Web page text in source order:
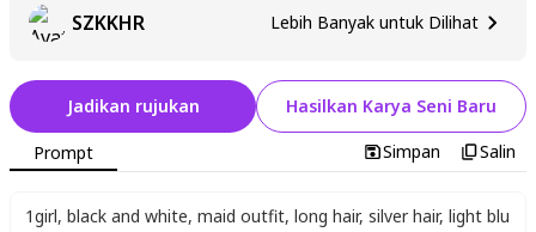
SZKKHR Lebih Banyak untuk Dilihat
Jadikan rujukan Hasilkan Karya Seni Baru
Prompt Simpan Salin
1girl, black and white, maid outfit, long hair, silver hair, light blu